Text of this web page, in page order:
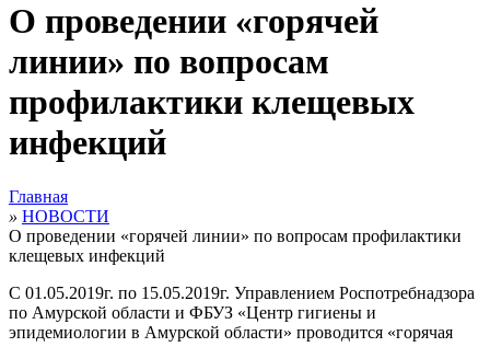
О проведении «горячей
линии» по вопросам
профилактики клещевых
инфекций
Главная
» НОВОСТИ
О проведении «горячей линии» по вопросам профилактики
клещевых инфекций
С 01.05.2019г. по 15.05.2019г. Управлением Роспотребнадзора
по Амурской области и ФБУЗ «Центр гигиены и
эпидемиологии в Амурской области» проводится «горячая